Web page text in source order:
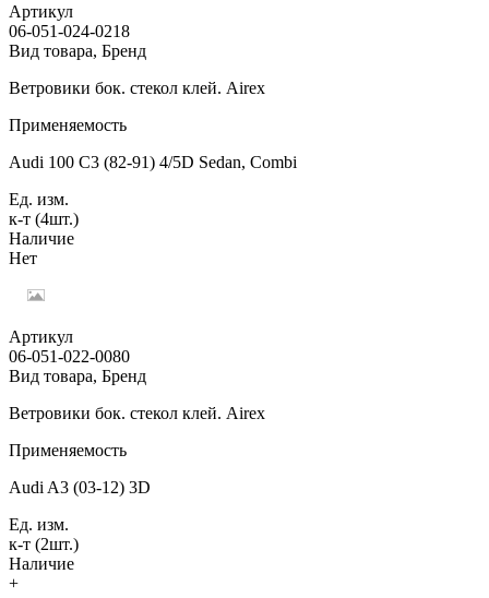
Артикул
06-051-024-0218
Вид товара, Бренд
Ветровики бок. стекол клей. Airex
Применяемость
Audi 100 C3 (82-91) 4/5D Sedan, Combi
Ед. изм.
к-т (4шт.)
Наличие
Нет
Артикул
06-051-022-0080
Вид товара, Бренд
Ветровики бок. стекол клей. Airex
Применяемость
Audi A3 (03-12) 3D
Ед. изм.
к-т (2шт.)
Наличие
+